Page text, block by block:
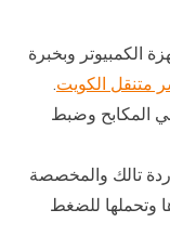
الكمبيوتر وبخبرة
متنقل الكويت.
في المكابح وضبط
تالك والمخصصة
وتحملها للضغط